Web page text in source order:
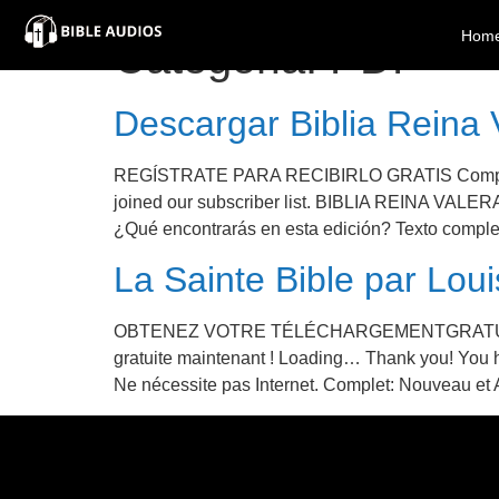
×
Categoria:PDF
Descargar Biblia Reina
REGÍSTRATE PARA RECIBIRLO GRATIS
joined our subscriber list. BIBLIA REINA
¿Qué encontrarás en esta edición? Texto
La Sainte Bible par
OBTENEZ VOTRE
gratuite maintenant ! Loading… Thank you! You
Ne nécessite pas Internet. Complet: Nouveau